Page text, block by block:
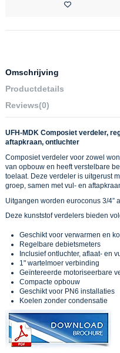
Omschrijving
Productdetails
Reviews(0)
UFH-MDK Composiet verdeler,
aftapkraan, ontluchter
Composiet verdeler voor zowel
van opbouw en heeft verstelbare
toelaat. Deze verdeler is uitgerust
groep, samen met vul- en
Uitgangen worden euroconus 3/4”
Deze kunststof verdelers bieden
Geschikt voor verwarmen en
Regelbare debietsmeters
Inclusief ontluchter, aflaat- en
1" wartelmoer verbinding
Geïntereerde motoriseerbare
Compacte opbouw
Geschikt voor PN6 installaties
Koelen zonder condensatie